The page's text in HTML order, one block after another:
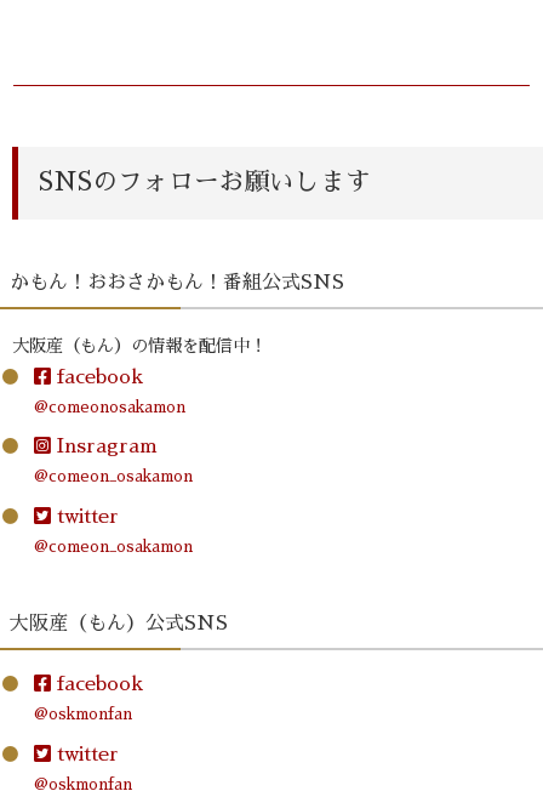
SNSのフォローお願いします
かもん！おおさかもん！番組公式SNS
大阪産（もん）の情報を配信中！
facebook
@comeonosakamon
Insragram
@comeon_osakamon
twitter
@comeon_osakamon
大阪産（もん）公式SNS
facebook
@oskmonfan
twitter
@oskmonfan